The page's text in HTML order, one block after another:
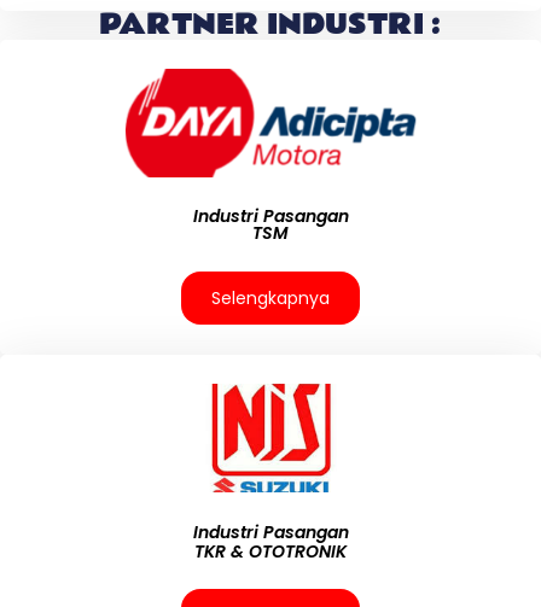
PARTNER INDUSTRI :
Industri Pasangan
TSM
Selengkapnya
Industri Pasangan
TKR & OTOTRONIK